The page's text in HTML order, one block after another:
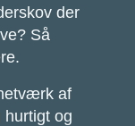
der
Så
af
og